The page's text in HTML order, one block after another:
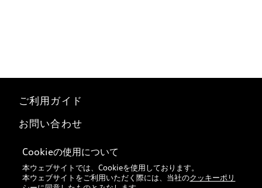
ご利用ガイド
お問い合わせ
マイページ
特定商取引法に基づく表記
Cookieの使用について
本ウェブサイトでは、Cookieを使用しております。
本ウェブサイトをご利用いただく際には、当社のクッキーポリ